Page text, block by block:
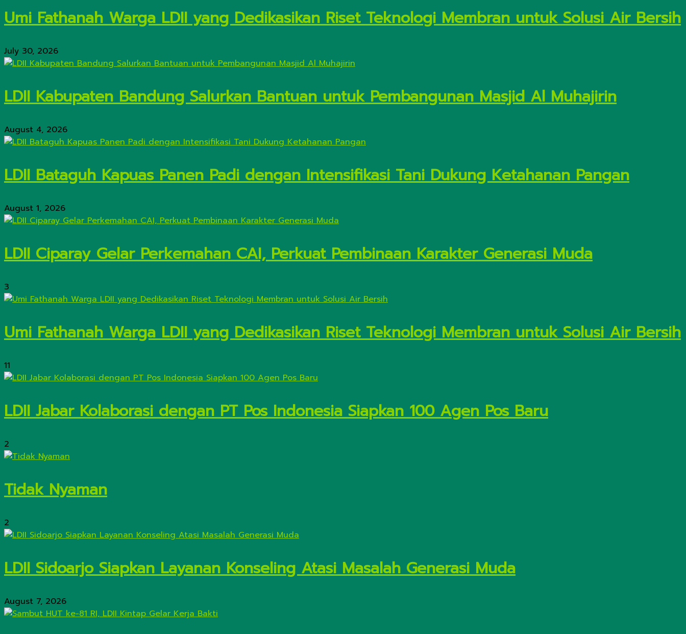
Umi Fathanah Warga LDII yang Dedikasikan Riset Teknologi Membran untuk Solusi Air Bersih
July 30, 2026
LDII Kabupaten Bandung Salurkan Bantuan untuk Pembangunan Masjid Al Muhajirin
August 4, 2026
LDII Bataguh Kapuas Panen Padi dengan Intensifikasi Tani Dukung Ketahanan Pangan
August 1, 2026
LDII Ciparay Gelar Perkemahan CAI, Perkuat Pembinaan Karakter Generasi Muda
3
Umi Fathanah Warga LDII yang Dedikasikan Riset Teknologi Membran untuk Solusi Air Bersih
11
LDII Jabar Kolaborasi dengan PT Pos Indonesia Siapkan 100 Agen Pos Baru
2
Tidak Nyaman
2
LDII Sidoarjo Siapkan Layanan Konseling Atasi Masalah Generasi Muda
August 7, 2026